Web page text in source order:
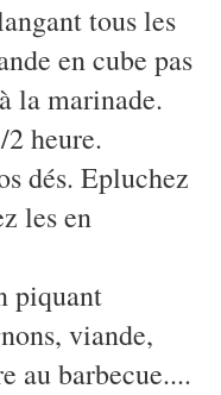
tous les
en cube pas
la marinade.
heure.
dés. Epluchez
les en
piquant
viande,
au barbecue....